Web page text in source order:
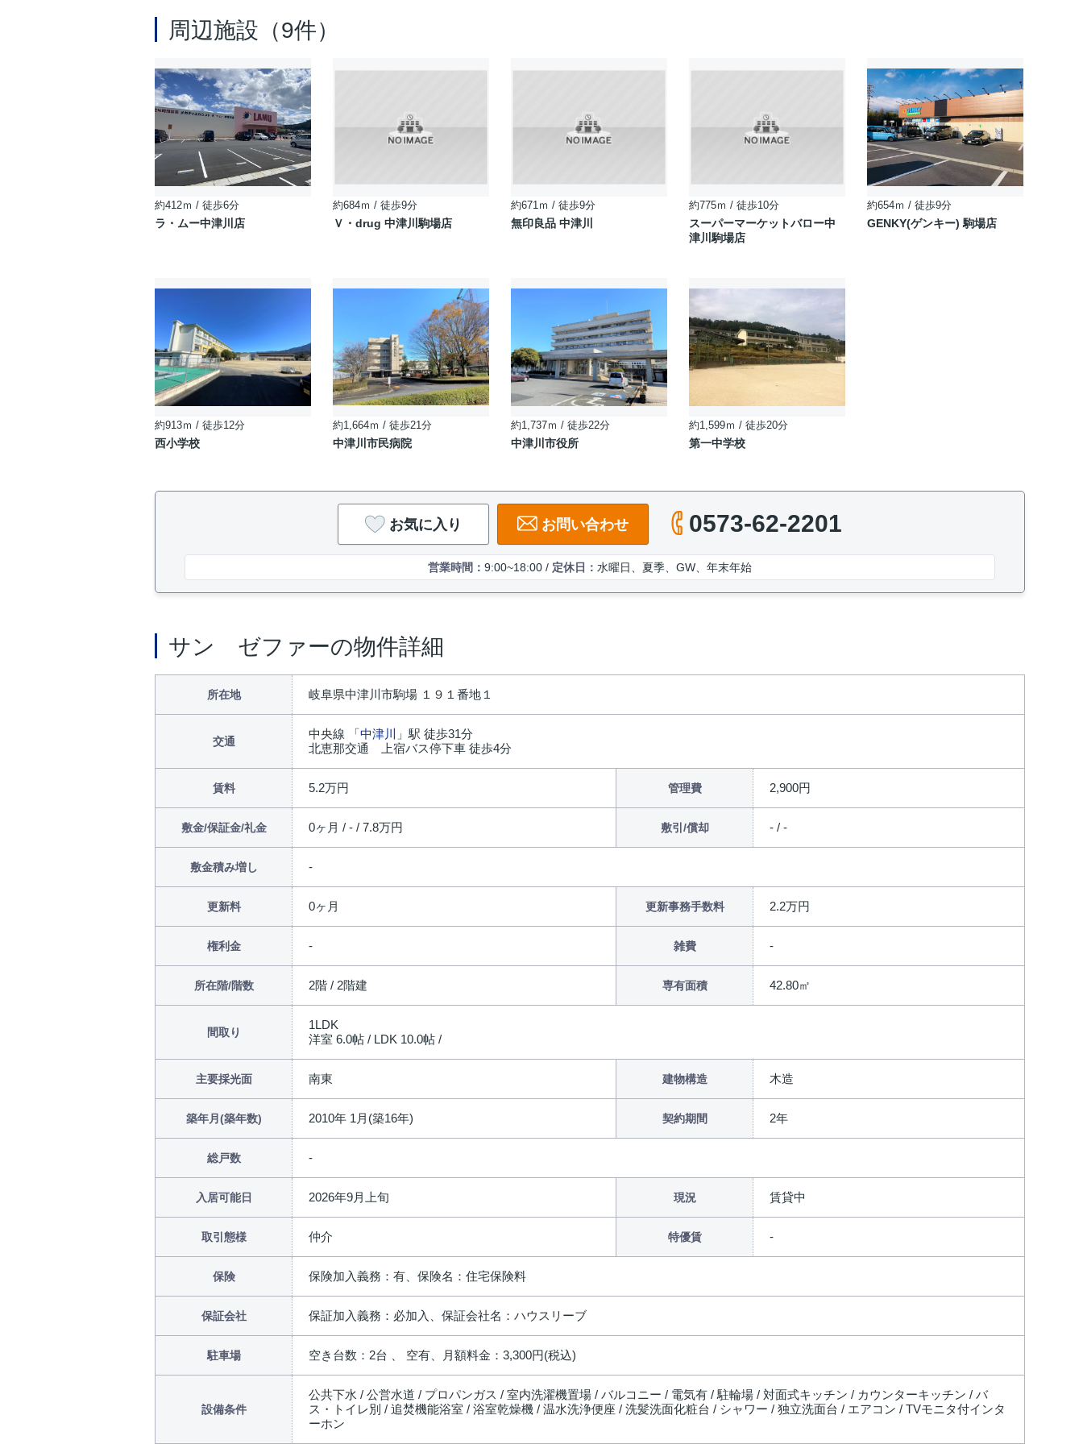
周辺施設（9件）
約412ｍ / 徒歩6分
ラ・ムー中津川店
約684ｍ / 徒歩9分
Ｖ・drug 中津川駒場店
約671ｍ / 徒歩9分
無印良品 中津川
約775ｍ / 徒歩10分
スーパーマーケットバロー中
津川駒場店
約654ｍ / 徒歩9分
GENKY(ゲンキー) 駒場店
約913ｍ / 徒歩12分
西小学校
約1,664ｍ / 徒歩21分
中津川市民病院
約1,737ｍ / 徒歩22分
中津川市役所
約1,599ｍ / 徒歩20分
第一中学校
お気に入り お問い合わせ 0573-62-2201
営業時間： 9:00~18:00 / 定休日： 水曜日、夏季、GW、年末年始
サン ゼファーの物件詳細
所在地 岐阜県中津川市駒場 １９１番地１
交通
中央線 「中津川
」駅 徒歩31分
北恵那交通 上宿バス停下車 徒歩4分
賃料 5.2万円 管理費 2,900円
敷金/保証金/礼金 0ヶ月 / - / 7.8万円 敷引/償却 - / -
敷金積み増し
更新料 0ヶ月 更新事務手数料 2.2万円
権利金 雑費
所在階/階数 2階 / 2階建 専有面積 42.80㎡
間取り
1LDK
洋室 6.0帖 / LDK 10.0帖 /
主要採光面 南東 建物構造 木造
築年月(築年数) 2010年 1月(築16年) 契約期間 2年
総戸数
入居可能日 2026年9月上旬 現況 賃貸中
取引態様 仲介 特優賃
保険 保険加入義務：有、保険名：住宅保険料
保証会社 保証加入義務：必加入、保証会社名：ハウスリーブ
駐車場 空き台数：2台 、 空有、月額料金：3,300円(税込)
設備条件
公共下水 / 公営水道 / プロパンガス / 室内洗濯機置場 / バルコニー / 電気有 / 駐輪場 / 対面式キッチン / カウンターキッチン / バ
ス・トイレ別 / 追焚機能浴室 / 浴室乾燥機 / 温水洗浄便座 / 洗髪洗面化粧台 / シャワー / 独立洗面台 / エアコン / TVモニタ付インタ
ーホン